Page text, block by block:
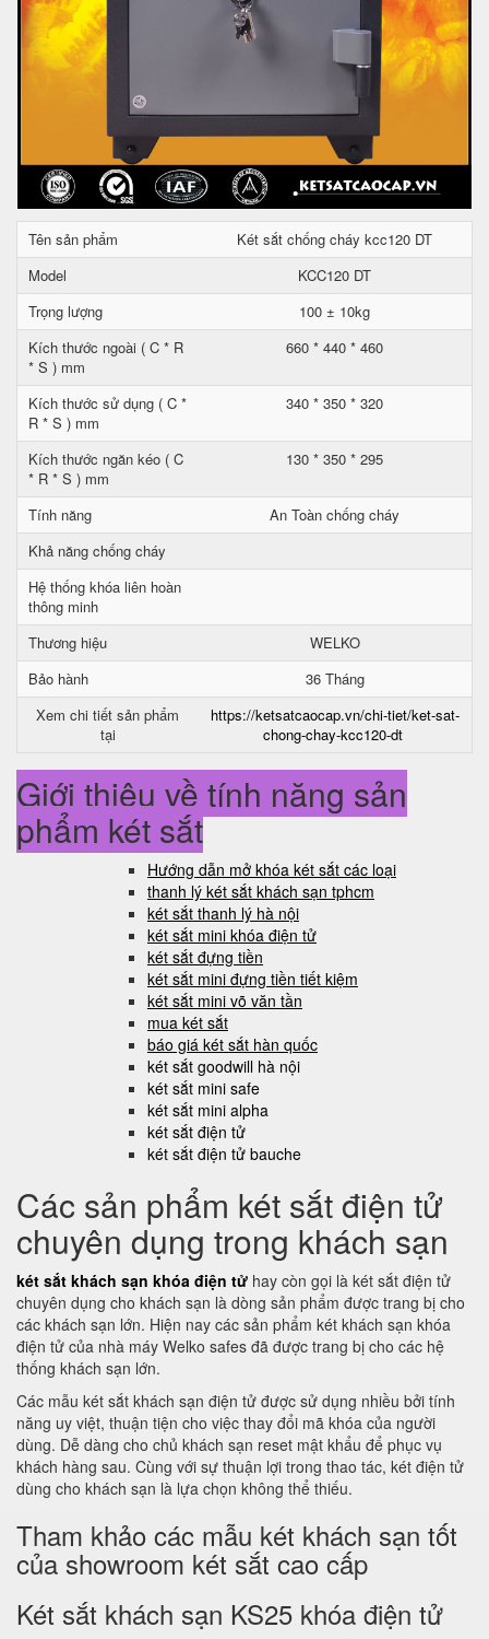
Tên sản phẩm
Két sắt chống cháy kcc120 DT
Model
KCC120 DT
Trọng lượng
100 ± 10kg
Kích thước ngoài ( C * R
* S ) mm
660 * 440 * 460
Kích thước sử dụng ( C *
R * S ) mm
340 * 350 * 320
Kích thước ngăn kéo ( C
* R * S ) mm
130 * 350 * 295
Tính năng
An Toàn chống cháy
Khả năng chống cháy
Hệ thống khóa liên hoàn
thông minh
Thương hiệu
WELKO
Bảo hành
36 Tháng
Xem chi tiết sản phẩm
tại
https://ketsatcaocap.vn/chi-tiet/ket-sat-
chong-chay-kcc120-dt
Giới thiệu về tính năng sản
phẩm két sắt
Hướng dẫn mở khóa két sắt các loại
thanh lý két sắt khách sạn tphcm
két sắt thanh lý hà nội
két sắt mini khóa điện tử
két sắt đựng tiền
két sắt mini đựng tiền tiết kiệm
két sắt mini võ văn tần
mua két sắt
báo giá két sắt hàn quốc
két sắt goodwill hà nội
két sắt mini safe
két sắt mini alpha
két sắt điện tử
két sắt điện tử bauche
Các sản phẩm két sắt điện tử
chuyên dụng trong khách sạn
két sắt khách sạn khóa điện tử hay còn gọi là két sắt điện tử
chuyên dụng cho khách sạn là dòng sản phẩm được trang bị cho
các khách sạn lớn. Hiện nay các sản phẩm két khách sạn khóa
điện tử của nhà máy Welko safes đã được trang bị cho các hệ
thống khách sạn lớn.
Các mẫu két sắt khách sạn điện tử được sử dụng nhiều bởi tính
năng uy việt, thuận tiện cho việc thay đổi mã khóa của người
dùng. Dễ dàng cho chủ khách sạn reset mật khẩu để phục vụ
khách hàng sau. Cùng với sự thuận lợi trong thao tác, két điện tử
dùng cho khách sạn là lựa chọn không thể thiếu.
Tham khảo các mẫu két khách sạn tốt
của showroom két sắt cao cấp
Két sắt khách sạn KS25 khóa điện tử